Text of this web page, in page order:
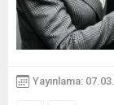
Yayınlama: